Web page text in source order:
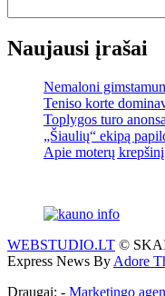
Naujausi įrašai
Nemaloni
Teniso korte
Toplygos turo
„Šiaulių“ ekipą
Apie moterų
WEBSTUDIO.LT ©
Express News By Adore
Draugai: - Marketingo